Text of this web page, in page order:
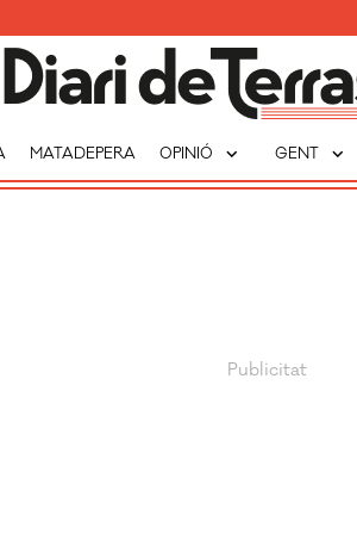
MATADEPERA OPINIÓ expand_more GENT expand_more